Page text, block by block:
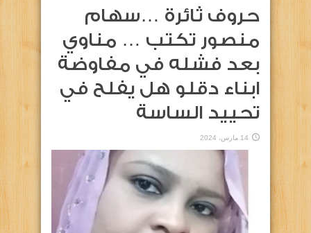
حروف ثائرة …سهام
منصور تكتب … مناوي
بعد فشله في مفاوضة
ابناء دقلو هل يفلح في
تحييد الساسة
14 مارس، 2024